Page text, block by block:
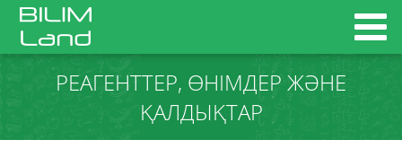
РЕАГЕНТТЕР, ӨНІМДЕР ЖӘНЕ
ҚАЛДЫҚТАР